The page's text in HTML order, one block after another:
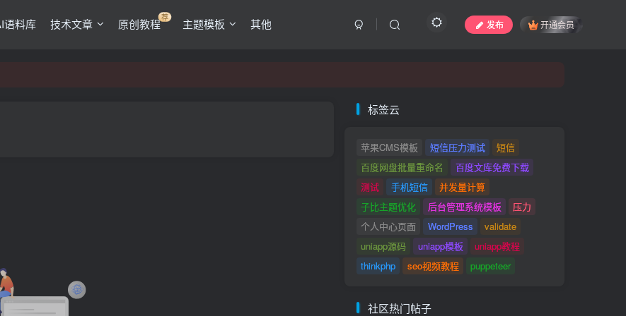
语料库 技术文章 原创教程荐 主题模板 其他 发布 开通会员
社区热门帖子
【网易-微专业】3个月成为网络爬虫工程师-
资料分享
1
关于“会员专享” 板块说明
Xshell、Xftp7官方原版Free for
CentOS 7虚拟机纯净版打包下载，导入即
标签云
苹果CMS模板 短信压力测试
短信
百度网盘批量重命名
百度文库免费下载
测试
手机短信
并发量计算
子比主题优化
后台管理系统模板
压力
个人中心页面
WordPress
validate
uniapp源码
uniapp模板
uniapp教程
thinkphp
seo视频教程 puppeteer
社区热门帖子